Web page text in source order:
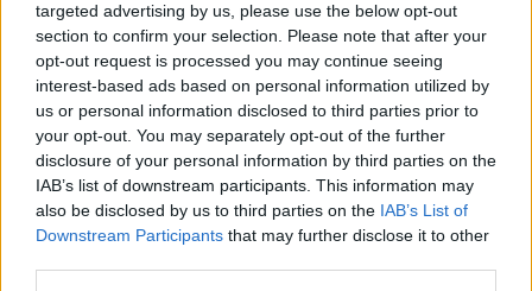
targeted advertising by us, please use the below opt-out
section to confirm your selection. Please note that after your
opt-out request is processed you may continue seeing
interest-based ads based on personal information utilized by
us or personal information disclosed to third parties prior to
your opt-out. You may separately opt-out of the further
disclosure of your personal information by third parties on the
IAB’s list of downstream participants. This information may
also be disclosed by us to third parties on the IAB’s List of
Downstream Participants that may further disclose it to other